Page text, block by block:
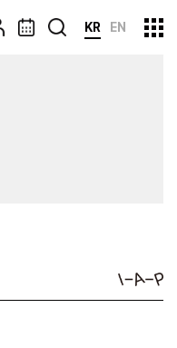
KR EN